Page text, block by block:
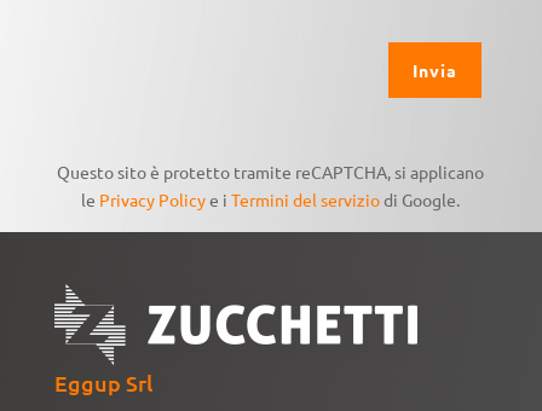
Questo sito è protetto tramite reCAPTCHA, si applicano
le Privacy Policye iTermini del serviziodi Google.
Eggup Srl